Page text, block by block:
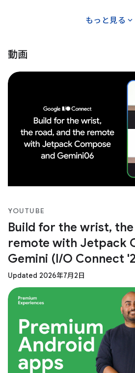
もっと見る expand_more
動画
YOUTUBE
Build for the wrist,
remote with Jetpack
Gemini (I/O Connect
Updated 2026年7月2日